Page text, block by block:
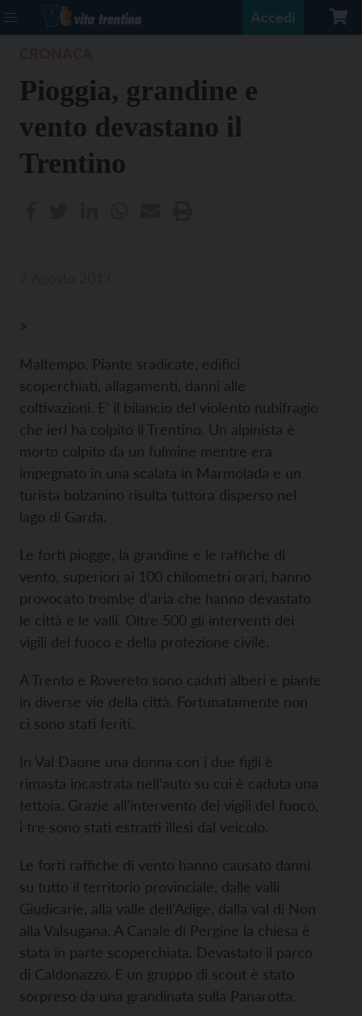
Accedi
Pioggia, grandine e
vento devastano il
Trentino
>
Maltempo. Piante sradicate, edifici
scoperchiati, allagamenti, danni alle
coltivazioni. E’ il bilancio del violento nubifragio
che ieri ha colpito il Trentino. Un alpinista è
morto colpito da un fulmine mentre era
impegnato in una scalata in Marmolada e un
turista bolzanino risulta tuttora disperso nel
lago di Garda.
Le forti piogge, la grandine e le raffiche di
vento, superiori ai 100 chilometri orari, hanno
provocato trombe d’aria che hanno devastato
le città e le valli. Oltre 500 gli interventi dei
vigili del fuoco e della protezione civile.
A Trento e Rovereto sono caduti alberi e piante
in diverse vie della città. Fortunatamente non
ci sono stati feriti.
In Val Daone una donna con i due figli è
rimasta incastrata nell’auto su cui è caduta una
tettoia. Grazie all’intervento dei vigili del fuoco,
i tre sono stati estratti illesi dal veicolo.
Le forti raffiche di vento hanno causato danni
su tutto il territorio provinciale, dalle valli
Giudicarie, alla valle dell’Adige, dalla val di Non
alla Valsugana. A Canale di Pergine la chiesa è
stata in parte scoperchiata. Devastato il parco
di Caldonazzo. E un gruppo di scout è stato
sorpreso da una grandinata sulla Panarotta.